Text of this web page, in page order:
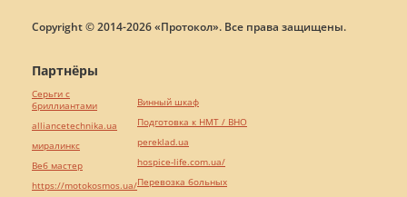
Copyright © 2014-2026 «Протокол». Все права защищены.
Партнёры
Серьги с
бриллиантами
alliancetechnika.ua
миралинкс
Веб мастер
https://motokosmos.ua/
Винный шкаф
Подготовка к НМТ / ВНО
pereklad.ua
hospice-life.com.ua/
Перевозка больных